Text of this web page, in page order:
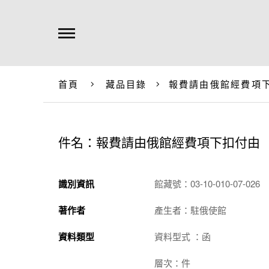
首頁 藏品目錄 報費請由俄館經費項
件名：報費請由俄館經費項下扣付由
識別資訊 館藏號：03-10-010-07-026
著作者 產生者：駐俄使館
資料類型 資料型式 ：函
層次：件